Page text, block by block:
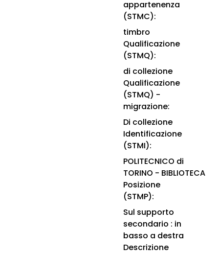
appartenenza
(STMC):
timbro
Qualificazione
(STMQ):
di collezione
Qualificazione
(STMQ) -
migrazione:
Di collezione
Identificazione
(STMI):
POLITECNICO di
TORINO - BIBLIOTECA
Posizione
(STMP):
Sul supporto
secondario : in
basso a destra
Descrizione